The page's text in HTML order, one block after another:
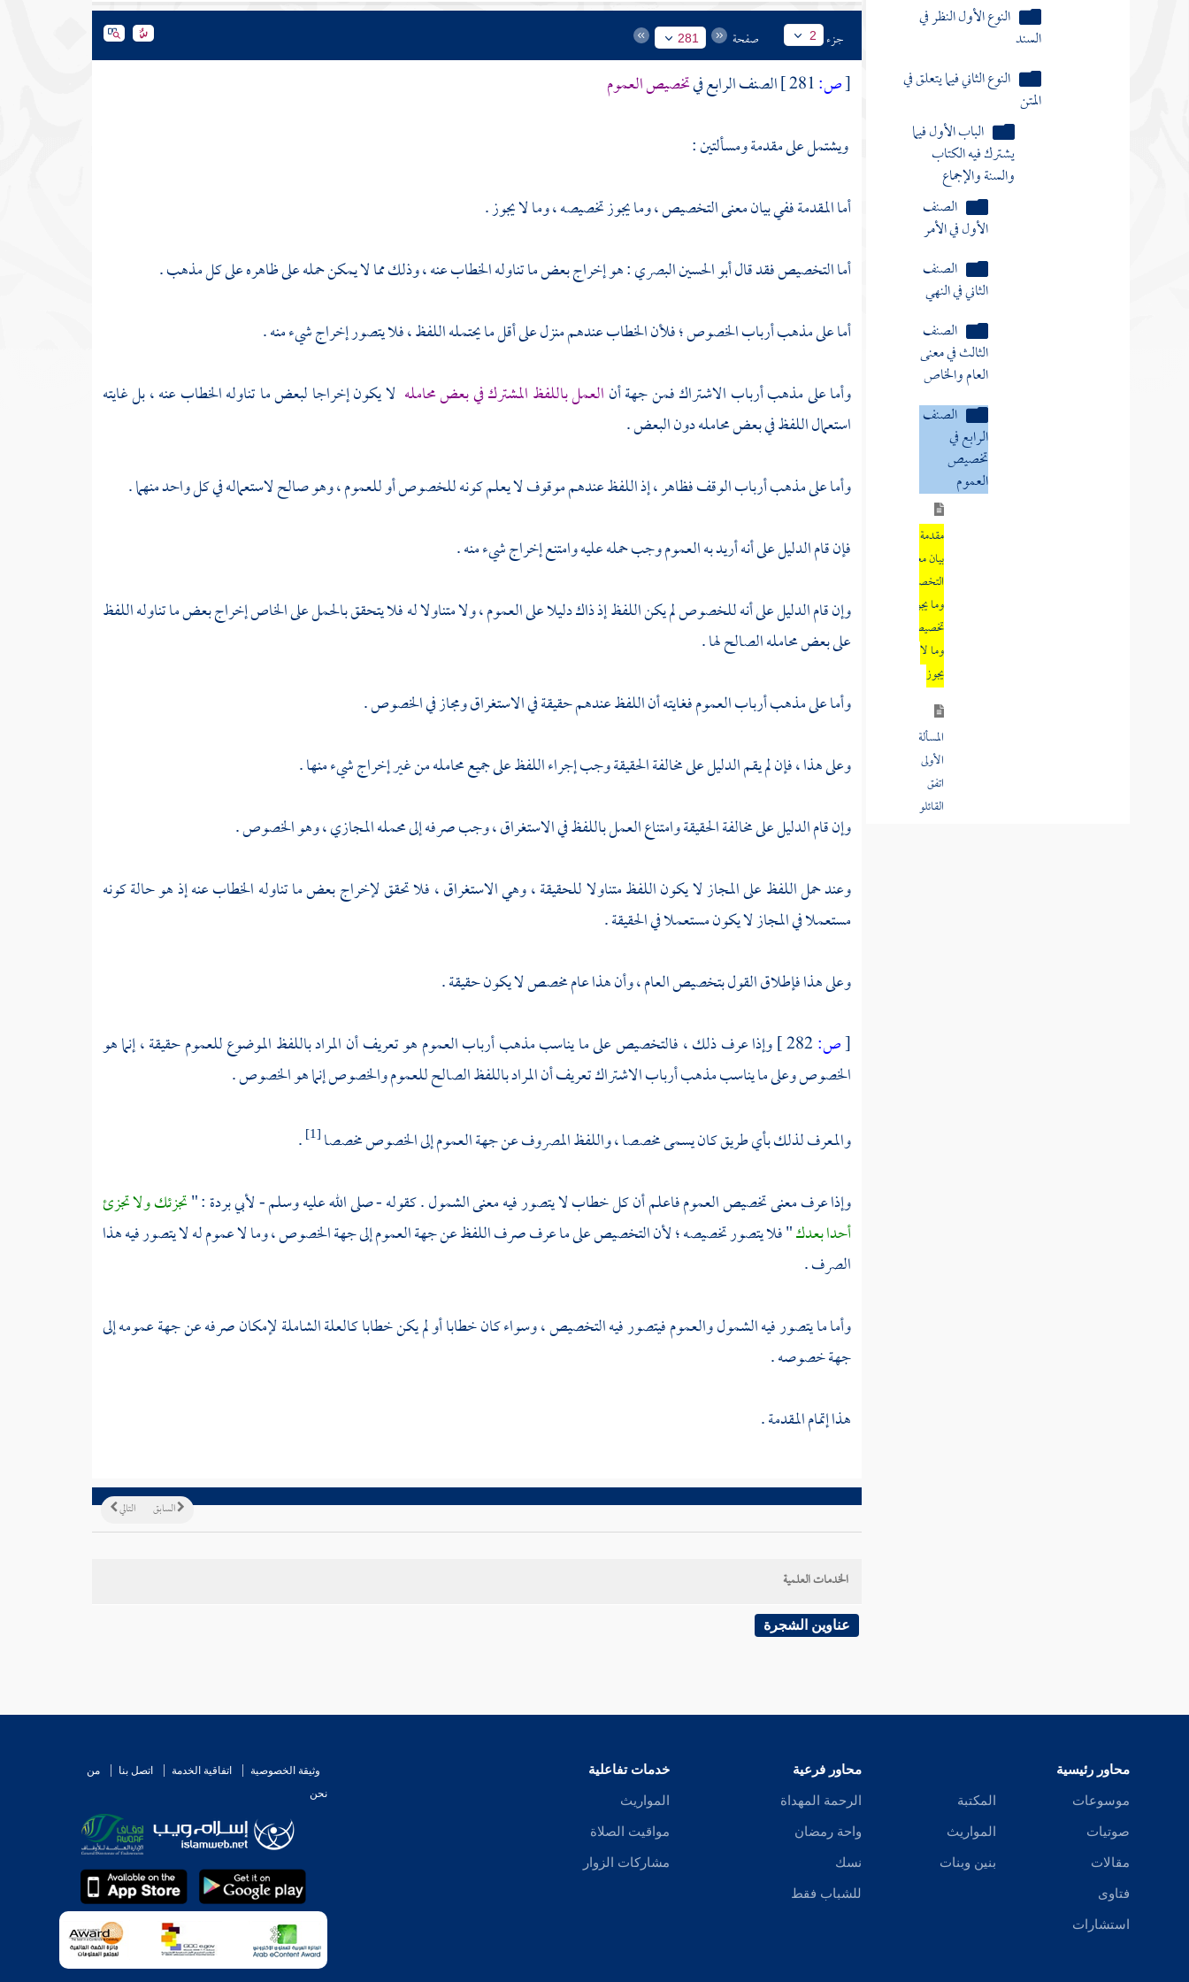
الصنف
الأول في الأمر
الصنف
الثاني في النهي
الصنف
الثالث في معنى
العام والخاص
الصنف
الرابع في
تخصيص
العموم
مقدمة في
بيان معنى
التخصيص
وما يجوز
المسألة
الأولى
اتفق
القائلون
بالعموم
على
جواز
تخصيصه
المسألة
الثانية
الغاية التي
جزء 2 صفحة 281
[ص: الصنف الرابع فيتخصيص العموم
ويشتمل على مقدمة ومسألتين :
أما المقدمة ففي بيان معنى التخصيص ، وما يجوز تخصيصه ، وما لا يجوز .
أما التخصيص فقد قالأبو الحسين البصري: هو إخراج بعض ما تناوله الخطاب عنه ، وذلك مما لا يمكن حمله على ظاهره على كل مذهب .
أما على مذهب أرباب الخصوص ؛ فلأن الخطاب عندهم منزل على أقل ما يحتمله اللفظ ، فلا يتصور إخراج شيء منه .
وأما على مذهب أرباب الاشتراك فمن جهة أنالعمل باللفظ المشترك في بعض محامله لا يكون إخراجا لبعض ما تناوله الخطاب عنه ، بل غايته
استعمال اللفظ في بعض محامله دون البعض .
وأما على مذهب أرباب الوقف فظاهر ، إذ اللفظ عندهم موقوف لا يعلم كونه للخصوص أو للعموم ، وهو صالح لاستعماله في كل واحد منهما .
فإن قام الدليل على أنه أريد به العموم وجب حمله عليه وامتنع إخراج شيء منه .
وإن قام الدليل على أنه للخصوص لم يكن اللفظ إذ ذاك دليلا على العموم ، ولا متناولا له فلا يتحقق بالحمل على الخاص إخراج بعض ما تناوله اللفظ
على بعض محامله الصالح لها .
وأما على مذهب أرباب العموم فغايته أن اللفظ عندهم حقيقة في الاستغراق ومجاز في الخصوص .
وعلى هذا ، فإن لم يقم الدليل على مخالفة الحقيقة وجب إجراء اللفظ على جميع محامله من غير إخراج شيء منها .
وإن قام الدليل على مخالفة الحقيقة وامتناع العمل باللفظ في الاستغراق ، وجب صرفه إلى محمله المجازي ، وهو الخصوص .
وعند حمل اللفظ على المجاز لا يكون اللفظ متناولا للحقيقة ، وهي الاستغراق ، فلا تحقق لإخراج بعض ما تناوله الخطاب عنه إذ هو حالة كونه
مستعملا في المجاز لا يكون مستعملا في الحقيقة .
وعلى هذا فإطلاق القول بتخصيص العام ، وأن هذا عام مخصص لا يكون حقيقة .
[ص:
وإذا عرف ذلك ، فالتخصيص على ما يناسب مذهب أرباب العموم هو تعريف أن المراد باللفظ الموضوع للعموم حقيقة ، إنما هو
الخصوص وعلى ما يناسب مذهب أرباب الاشتراك تعريف أن المراد باللفظ الصالح للعموم والخصوص إنما هو الخصوص .
والمعرف لذلك بأي طريق كان يسمى مخصصا ، واللفظ المصروف عن جهة العموم إلى الخصوص مخصصا [1]
.
وإذا عرف معنى تخصيص العموم فاعلم أن كل خطاب لا يتصور فيه معنى الشمول . كقوله - صلى الله عليه وسلم -لأبي بردة: "تجزئك ولا تجزئ
أحدا بعدك" فلا يتصور تخصيصه ؛ لأن التخصيص على ما عرف صرف اللفظ عن جهة العموم إلى جهة الخصوص ، وما لا عموم له لا يتصور فيه هذا
الصرف .
وأما ما يتصور فيه الشمول والعموم فيتصور فيه التخصيص ، وسواء كان خطابا أو لم يكن خطابا كالعلة الشاملة لإمكان صرفه عن جهة عمومه إلى
جهة خصوصه .
هذا إتمام المقدمة .
التالي السابق
الخدمات العلمية
عناوين الشجرة
محاور رئيسية
موسوعات
صوتيات
مقالات
فتاوى
استشارات
المكتبة
المواريث
بنين وبنات
محاور فرعية
الرحمة المهداة
واحة رمضان
نسك
للشباب فقط
خدمات تفاعلية
المواريث
مواقيت الصلاة
مشاركات الزوار
وثيقة الخصوصية اتفاقية الخدمة اتصل بنا
من
نحن